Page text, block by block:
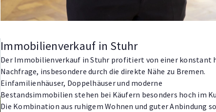
Immobilienverkauf in Stuhr
Der Immobilienverkauf in Stuhr profitiert von einer konstant
Nachfrage, insbesondere durch die direkte Nähe zu Bremen.
Einfamilienhäuser, Doppelhäuser und moderne
Bestandsimmobilien stehen bei Käufern besonders hoch im
Die Kombination aus ruhigem Wohnen und guter Anbindung